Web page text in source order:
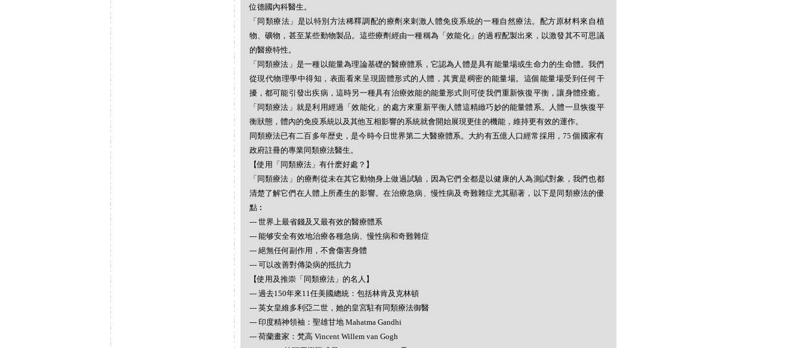
位德國內科醫生。
「同類療法」是以特別方法稀釋調配的療劑來刺激人體免疫系統的一種自然療法。配方原材料來自植
物、礦物，甚至某些動物製品。這些療劑經由一種稱為「效能化」的過程配製出來，以激發其不可思議
的醫療特性。
「同類療法」是一種以能量為理論基礎的醫療體系，它認為人體是具有能量場或生命力的生命體。我們
從現代物理學中得知，表面看來呈現固體形式的人體，其實是稠密的能量場。這個能量場受到任何干
擾，都可能引發出疾病，這時另一種具有治療效能的能量形式則可使我們重新恢復平衡，讓身體痊癒。
「同類療法」就是利用經過「效能化」的處方來重新平衡人體這精緻巧妙的能量體系。人體一旦恢復平
衡狀態，體內的免疫系統以及其他互相影響的系統就會開始展現更佳的機能，維持更有效的運作。
同類療法已有二百多年歴史，是今時今日世界第二大醫療體系。大約有五億人口經常採用，75 個國家有
政府註冊的專業同類療法醫生。
【使用「同類療法」有什麽好處？】
「同類療法」的療劑從未在其它動物身上做過試驗，因為它們全都是以健康的人為測試對象，我們也都
清楚了解它們在人體上所產生的影響。在治療急病、慢性病及奇難雜症尤其顯著，以下是同類療法的優
點︰
--- 世界上最省錢及又最有效的醫療體系
--- 能够安全有效地治療各種急病、慢性病和奇難雜症
--- 絕無任何副作用，不會傷害身體
--- 可以改善對傳染病的抵抗力
【使用及推崇「同類療法」的名人】
--- 過去150年來11任美國總統：包括林肯及克林頓
--- 英女皇維多利亞二世，她的皇宮駐有同類療法御醫
--- 印度精神領袖：聖雄甘地 Mahatma Gandhi
--- 荷蘭畫家：梵高 Vincent Willem van Gogh